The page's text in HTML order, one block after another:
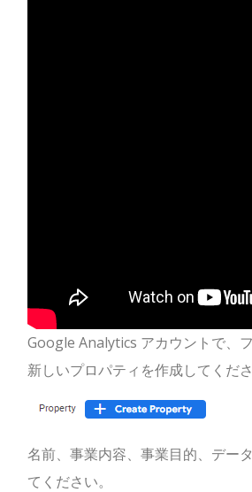
Google Analytics アカウントで、
新しいプロパティを作成してくださ
名前、事業内容、事業目的、デー
てください。